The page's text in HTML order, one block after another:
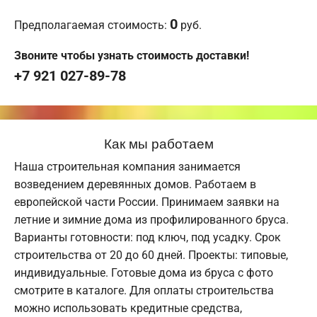
Предполагаемая стоимость: 0 руб.
Звоните чтобы узнать стоимость доставки!
+7 921 027-89-78
Как мы работаем
Наша строительная компания занимается
возведением деревянных домов. Работаем в
европейской части России. Принимаем заявки на
летние и зимние дома из профилированного бруса.
Варианты готовности: под ключ, под усадку. Срок
строительства от 20 до 60 дней. Проекты: типовые,
индивидуальные. Готовые дома из бруса с фото
смотрите в каталоге. Для оплаты строительства
можно использовать кредитные средства,